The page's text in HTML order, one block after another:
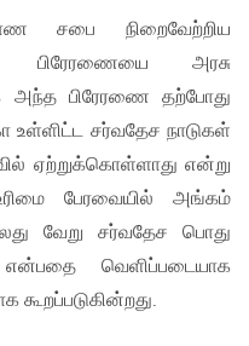
சபை நிறைவேற்றிய
பிரேரணையை அரசு
அந்த பிரேரணை தற்போது
உள்ளிட்ட சர்வதேச நாடுகள்
ஏற்றுக்கொள்ளாது என்று
பேரவையில் அங்கம்
வேறு சர்வதேச பொது
வெளிப்படையாக